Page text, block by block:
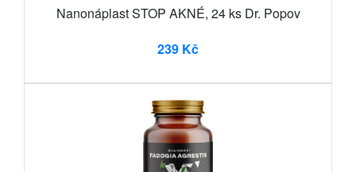
Nanonáplast STOP AKNÉ, 24 ks Dr. Popov
239 Kč